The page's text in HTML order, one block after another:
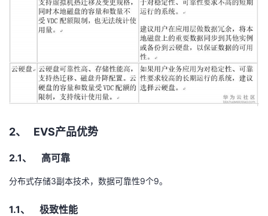
2、 EVS产品优势
2.1、 高可靠
分布式存储3副本技术，数据可靠性9个9。
1.1、 极致性能